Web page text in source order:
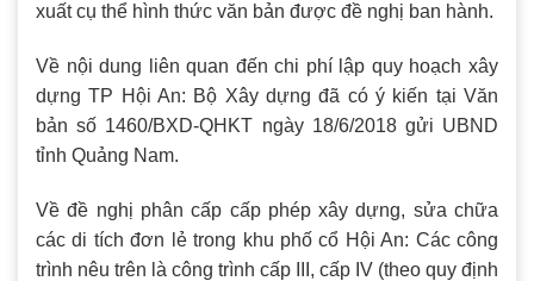
xuất cụ thể hình thức văn bản được đề nghị ban hành.
Về nội dung liên quan đến chi phí lập quy hoạch xây
dựng TP Hội An: Bộ Xây dựng đã có ý kiến tại Văn
bản số 1460/BXD-QHKT ngày 18/6/2018 gửi UBND
tỉnh Quảng Nam.
Về đề nghị phân cấp cấp phép xây dựng, sửa chữa
các di tích đơn lẻ trong khu phố cổ Hội An: Các công
trình nêu trên là công trình cấp III, cấp IV (theo quy định